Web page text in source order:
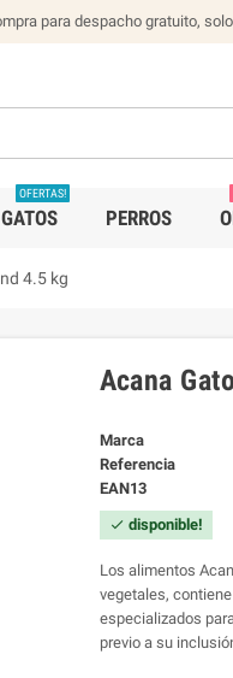
para despacho gratuito,
GATOS
OFERTAS!
PERROS
4.5 kg
Acana
Marca
Referencia
EAN13
check disponible!
Los alimentos
vegetales,
especializados
previo a su